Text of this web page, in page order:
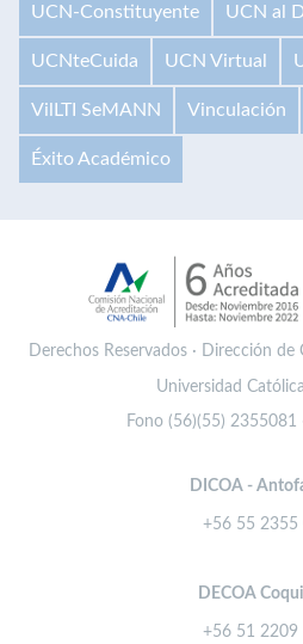
UCN-Constituyente UCN al
UCNteCuida UCN Virtual
VilLTI SeMANN Vinculación
Éxito Académico
Derechos Reservados · Dirección
Universidad
Fono (56)(55) 2355081
DICOA -
+56 55 2355
DECOA
+56 51 2209